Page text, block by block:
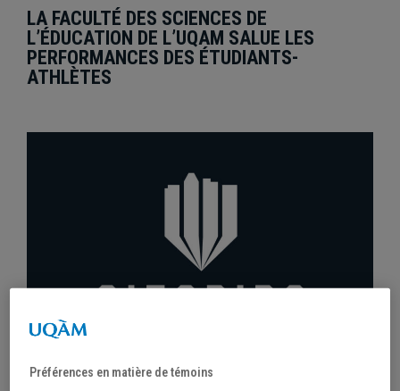
LA FACULTÉ DES SCIENCES DE
L’ÉDUCATION DE L’UQAM SALUE LES
PERFORMANCES DES ÉTUDIANTS-
ATHLÈTES
/ 24 novembre 2020
Préférences en matière de témoins